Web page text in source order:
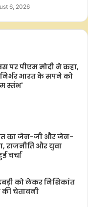
6, 2026
पर पीएम मोदी ने कहा,
भारत के सपने को
स्तंभ'
का जेन-जी और जेन-
राजनीति और युवा
चर्चा
को लेकर निशिकांत
चेतावनी